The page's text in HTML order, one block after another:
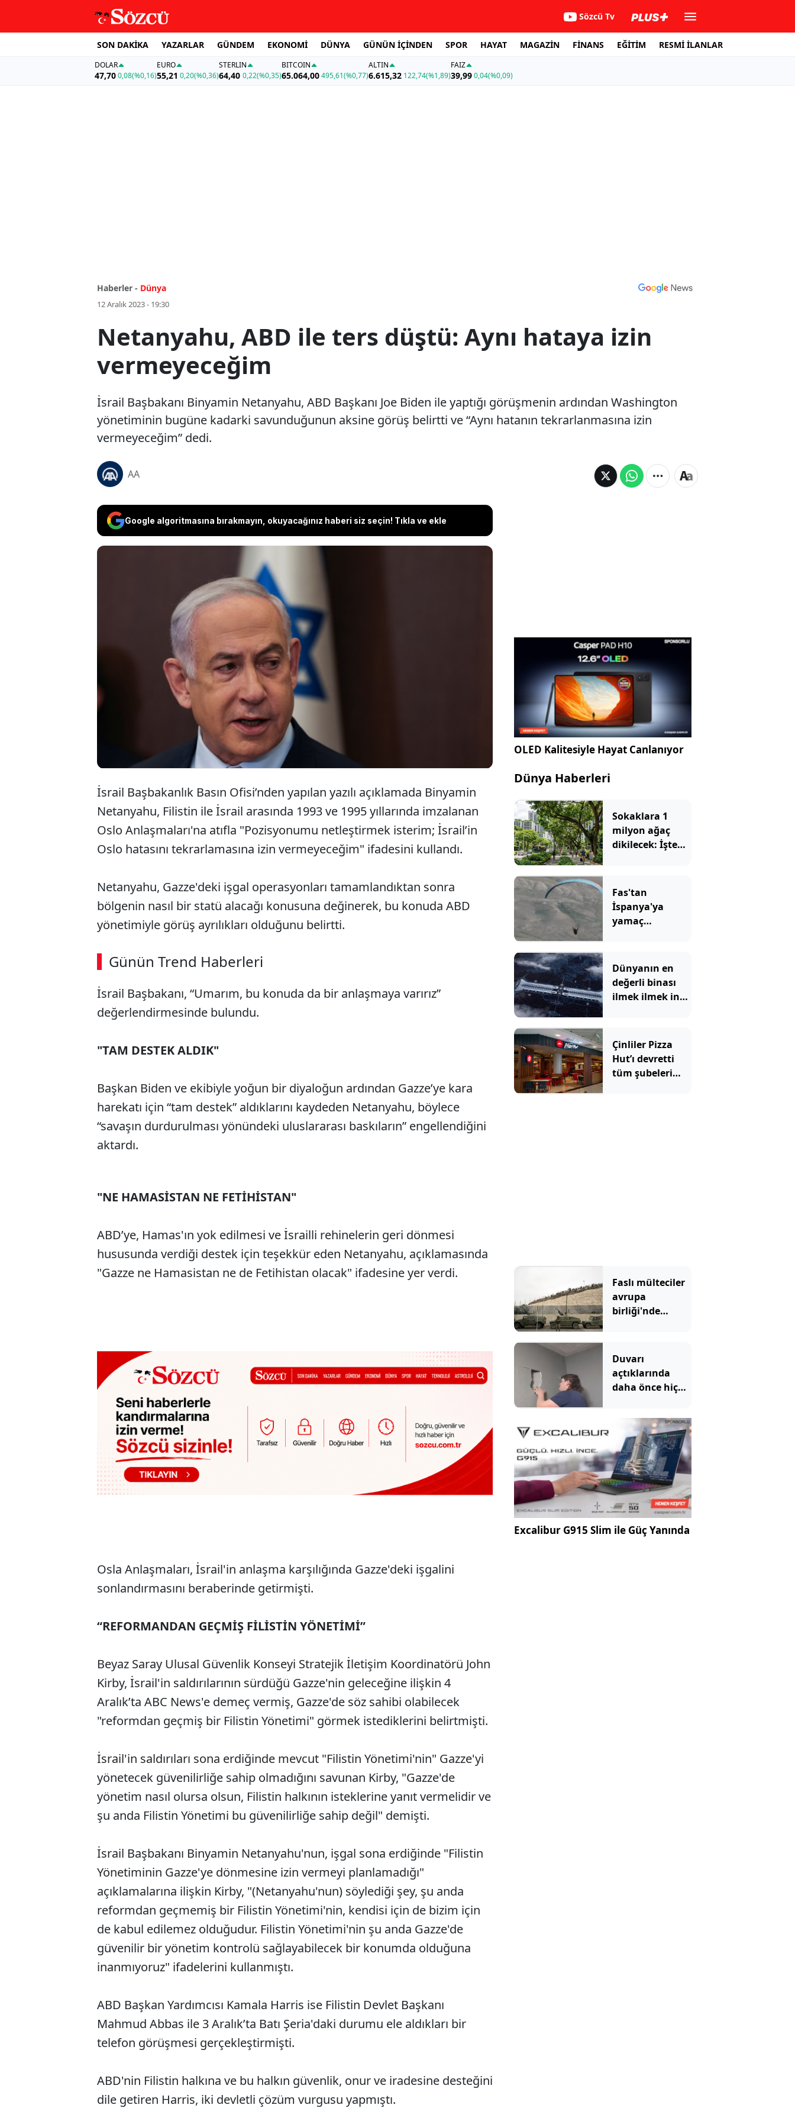
Sözcü Tv
SON DAKİKA YAZARLAR GÜNDEM EKONOMİ DÜNYA GÜNÜN İÇİNDEN SPOR HAYAT MAGAZİN FİNANS EĞİTİM RESMİ İLANLAR
DOLAR
47,700,08(%0,16)
EURO
55,21 0,20(%0,36)
STERLIN
64,40 0,22(%0,35)
BITCOIN
65.064,00495,61(%0,77)
ALTIN
6.615,32 122,74(%1,89)
FAİZ
39,990,04(%0,09)
Haberler - Dünya
12 Aralık 2023 - 19:30
Netanyahu, ABD ile ters düştü: Aynı hataya izin
vermeyeceğim
İsrail Başbakanı Binyamin Netanyahu, ABD Başkanı Joe Biden ile yaptığı görüşmenin ardından Washington
yönetiminin bugüne kadarki savunduğunun aksine görüş belirtti ve “Aynı hatanın tekrarlanmasına izin
vermeyeceğim” dedi.
AA
Google algoritmasına bırakmayın, okuyacağınız haberi siz seçin! Tıkla ve ekle
İsrail Başbakanı Binyamin Netanyahu, ABD Başkanı Joe Biden ile
yaptığı görüşmenin ardından Washington yönetiminin bugüne
kadarki savunduğunun aksine görüş belirtti ve “Aynı hatanın
tekrarlanmasına izin vermeyeceğim” dedi.
İsrail Başbakanlık Basın Ofisi’nden yapılan yazılı açıklamada Binyamin
Netanyahu, Filistin ile İsrail arasında 1993 ve 1995 yıllarında imzalanan
Oslo Anlaşmaları'na atıfla "Pozisyonumu netleştirmek isterim; İsrail’in
Oslo hatasını tekrarlamasına izin vermeyeceğim" ifadesini kullandı.
Netanyahu, Gazze'deki işgal operasyonları tamamlandıktan sonra
bölgenin nasıl bir statü alacağı konusuna değinerek, bu konuda ABD
yönetimiyle görüş ayrılıkları olduğunu belirtti.
Günün Trend Haberleri
İsrail Başbakanı, “Umarım, bu konuda da bir anlaşmaya varırız”
değerlendirmesinde bulundu.
"TAM DESTEK ALDIK"
Başkan Biden ve ekibiyle yoğun bir diyaloğun ardından Gazze’ye kara
harekatı için “tam destek” aldıklarını kaydeden Netanyahu, böylece
“savaşın durdurulması yönündeki uluslararası baskıların” engellendiğini
aktardı.
"NE HAMASİSTAN NE FETİHİSTAN"
ABD’ye, Hamas'ın yok edilmesi ve İsrailli rehinelerin geri dönmesi
hususunda verdiği destek için teşekkür eden Netanyahu, açıklamasında
"Gazze ne Hamasistan ne de Fetihistan olacak" ifadesine yer verdi.
Osla Anlaşmaları, İsrail'in anlaşma karşılığında Gazze'deki işgalini
sonlandırmasını beraberinde getirmişti.
“REFORMANDAN GEÇMİŞ FİLİSTİN YÖNETİMİ”
Beyaz Saray Ulusal Güvenlik Konseyi Stratejik İletişim Koordinatörü John
Kirby, İsrail'in saldırılarının sürdüğü Gazze'nin geleceğine ilişkin 4
Aralık’ta ABC News'e demeç vermiş, Gazze'de söz sahibi olabilecek
"reformdan geçmiş bir Filistin Yönetimi" görmek istediklerini belirtmişti.
İsrail'in saldırıları sona erdiğinde mevcut "Filistin Yönetimi'nin" Gazze'yi
yönetecek güvenilirliğe sahip olmadığını savunan Kirby, "Gazze'de
yönetim nasıl olursa olsun, Filistin halkının isteklerine yanıt vermelidir ve
şu anda Filistin Yönetimi bu güvenilirliğe sahip değil" demişti.
İsrail Başbakanı Binyamin Netanyahu'nun, işgal sona erdiğinde "Filistin
Yönetiminin Gazze'ye dönmesine izin vermeyi planlamadığı"
açıklamalarına ilişkin Kirby, "(Netanyahu'nun) söylediği şey, şu anda
reformdan geçmemiş bir Filistin Yönetimi'nin, kendisi için de bizim için
de kabul edilemez olduğudur. Filistin Yönetimi'nin şu anda Gazze'de
güvenilir bir yönetim kontrolü sağlayabilecek bir konumda olduğuna
inanmıyoruz" ifadelerini kullanmıştı.
ABD Başkan Yardımcısı Kamala Harris ise Filistin Devlet Başkanı
Mahmud Abbas ile 3 Aralık’ta Batı Şeria'daki durumu ele aldıkları bir
telefon görüşmesi gerçekleştirmişti.
ABD'nin Filistin halkına ve bu halkın güvenlik, onur ve iradesine desteğini
dile getiren Harris, iki devletli çözüm vurgusu yapmıştı.
OLED Kalitesiyle Hayat Canlanıyor
Dünya Haberleri
Sokaklara 1
milyon ağaç
dikilecek: İşte
Fas'tan
İspanya'ya
yamaç
kaçak göçmen
öldü
Dünyanın en
değerli binası
ilmek ilmek inşa
Çinliler Pizza
Hut’ı devretti
tüm şubeleri
Faslı mülteciler
avrupa
birliği'nde
sınırlarını
kapatan
İtalya'ya
süre verdi
Duvarı
açtıklarında
daha önce hiç
şey gördüler
Excalibur G915 Slim ile Güç Yanında